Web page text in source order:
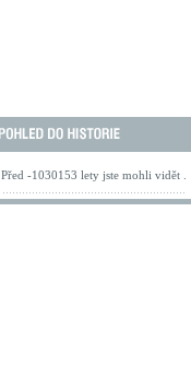
Před -1030153 lety jste mohli vidět .